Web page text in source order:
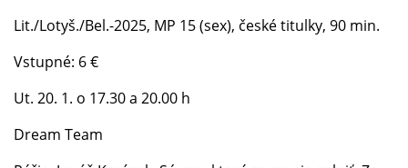
Lit./Lotyš./Bel.-2025, MP 15 (sex), české titulky, 90 min.
Vstupné: 6 €
Ut. 20. 1. o 17.30 a 20.00 h
Dream Team